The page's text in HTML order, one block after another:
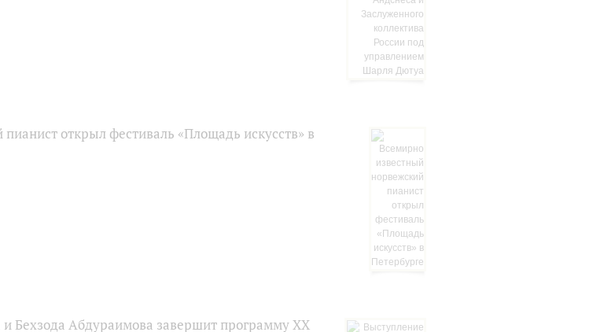
открыл фестиваль «Площадь искусств» в
Бехзода Абдураимова завершит программу XX